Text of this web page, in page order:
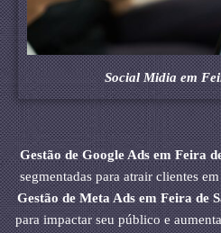
Social Midia em
Gestão de Google Ads em Feira
segmentadas para atrair clientes
Gestão de Meta Ads em Feira de
para impactar seu público e